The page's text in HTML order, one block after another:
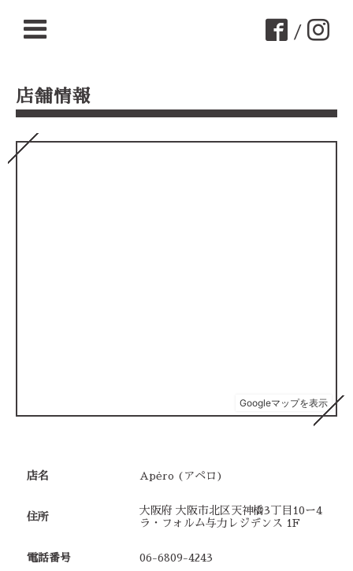
/
店舗情報
店名 Apėro (アペロ)
住所
大阪府 大阪市北区天神橋3丁目10ー4
ラ・フォルム与力レジデンス 1F
電話番号 06-6809-4243